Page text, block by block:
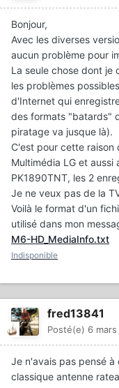
Bonjour,
Avec les diverses
aucun problème pour
La seule chose dont je
les problèmes
d'Internet qui
des formats "batards"
piratage va jusque là).
C'est pour cette raison
Multimédia LG et
PK1890TNT, les 2
Je ne veux pas de la
Voilà le format d'un
utilisé dans mon
M6-HD_MediaInfo.txt
Indisponible
fred13841
Posté(e) 6
Je n'avais pas pensé
classique antenne